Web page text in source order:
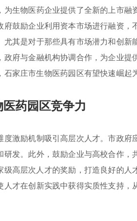
生物医药企业提供了全新的上市融
鼓励企业利用资本市场进行融资，
其是对于那些具有市场潜力和创新
府与金融机构协调合作，为企业提
石家庄市生物医药园区有望快速崛起
药园区竞争力
度激励机制吸引高层次人才。市政府
发。此外，鼓励企业与高校合作，
级高层次人才的奖励，打造良好的人
才在创新实践中获得实质性支持，